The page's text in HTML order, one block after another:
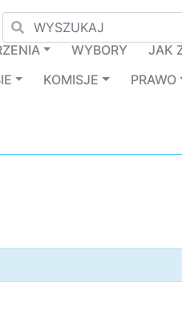
WYBORY
JAK
KOMISJE PRAWO